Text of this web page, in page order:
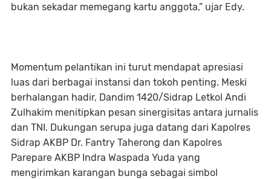
bukan sekadar memegang kartu anggota,” ujar Edy.
Momentum pelantikan ini turut mendapat apresiasi
luas dari berbagai instansi dan tokoh penting. Meski
berhalangan hadir, Dandim 1420/Sidrap Letkol Andi
Zulhakim menitipkan pesan sinergisitas antara jurnalis
dan TNI. Dukungan serupa juga datang dari Kapolres
Sidrap AKBP Dr. Fantry Taherong dan Kapolres
Parepare AKBP Indra Waspada Yuda yang
mengirimkan karangan bunga sebagai simbol